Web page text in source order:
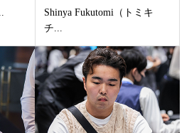
Shinya Fukutomi（トミキ
チ...